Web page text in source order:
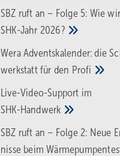
SBZ ruft an – Folge 5: Wie
SHK-Jahr 2026?
Wera Adventskalender: die
werk­statt für den Pro­fi
Live-Video-Support im
SHK-Handwerk
SBZ ruft an – Folge 2: Neue
nisse beim